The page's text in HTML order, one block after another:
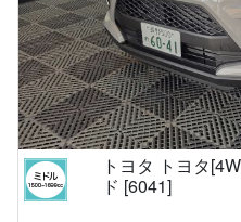
トヨタ トヨタ
ド [6041]